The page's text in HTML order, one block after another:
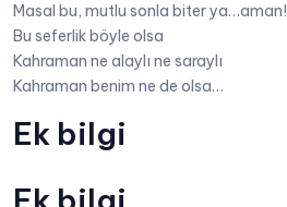
Masal bu, mutlu sonla biter ya…aman!
Bu seferlik böyle olsa
Kahraman ne alaylı ne saraylı
Kahraman benim ne de olsa…
Ek bilgi